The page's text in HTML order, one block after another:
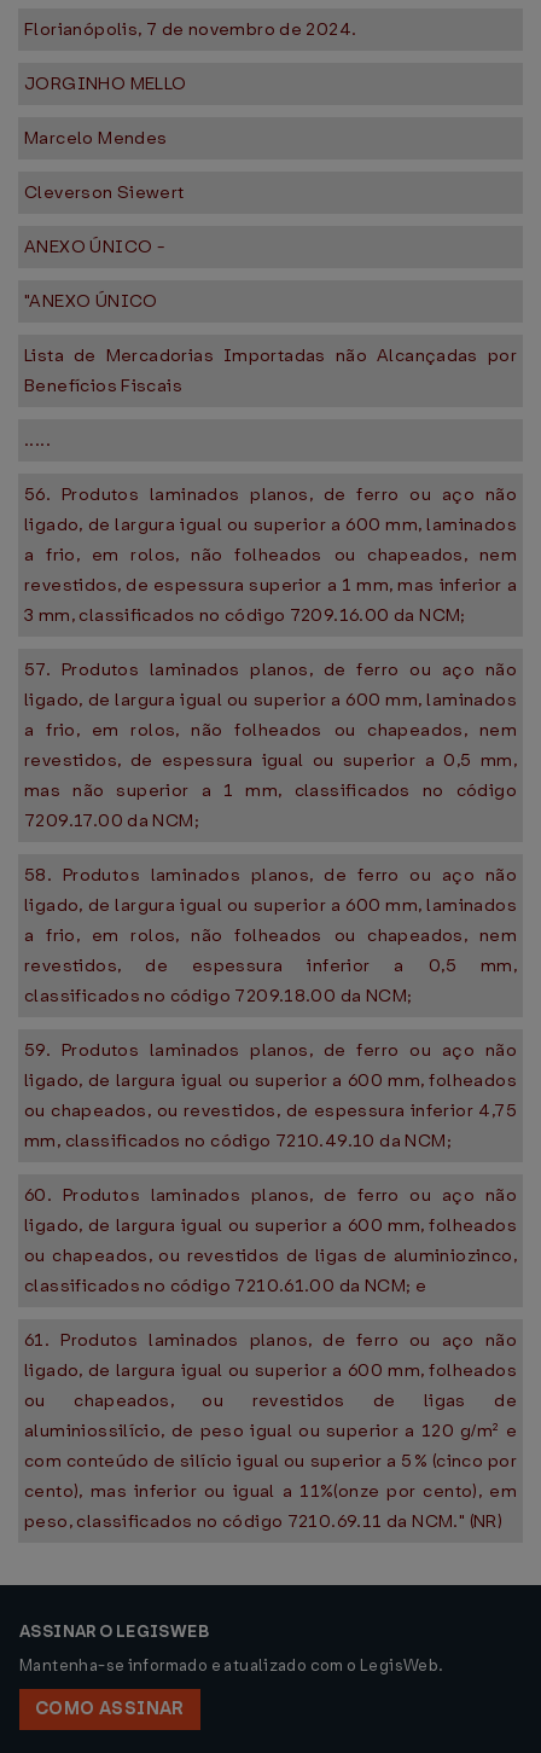
Florianópolis, 7 de novembro de 2024.
JORGINHO MELLO
Marcelo Mendes
Cleverson Siewert
ANEXO ÚNICO -
"ANEXO ÚNICO
Lista de Mercadorias Importadas não Alcançadas por
Benefícios Fiscais
.....
56. Produtos laminados planos, de ferro ou aço não
ligado, de largura igual ou superior a 600 mm, laminados
a frio, em rolos, não folheados ou chapeados, nem
revestidos, de espessura superior a 1 mm, mas inferior a
3 mm, classificados no código 7209.16.00 da NCM;
57. Produtos laminados planos, de ferro ou aço não
ligado, de largura igual ou superior a 600 mm, laminados
a frio, em rolos, não folheados ou chapeados, nem
revestidos, de espessura igual ou superior a 0,5 mm,
mas não superior a 1 mm, classificados no código
7209.17.00 da NCM;
58. Produtos laminados planos, de ferro ou aço não
ligado, de largura igual ou superior a 600 mm, laminados
a frio, em rolos, não folheados ou chapeados, nem
revestidos, de espessura inferior a 0,5 mm,
classificados no código 7209.18.00 da NCM;
59. Produtos laminados planos, de ferro ou aço não
ligado, de largura igual ou superior a 600 mm, folheados
ou chapeados, ou revestidos, de espessura inferior 4,75
mm, classificados no código 7210.49.10 da NCM;
60. Produtos laminados planos, de ferro ou aço não
ligado, de largura igual ou superior a 600 mm, folheados
ou chapeados, ou revestidos de ligas de aluminiozinco,
classificados no código 7210.61.00 da NCM; e
61. Produtos laminados planos, de ferro ou aço não
ligado, de largura igual ou superior a 600 mm, folheados
ou chapeados, ou revestidos de ligas de
aluminiossilício, de peso igual ou superior a 120 g/m² e
com conteúdo de silício igual ou superior a 5% (cinco por
cento), mas inferior ou igual a 11%(onze por cento), em
peso, classificados no código 7210.69.11 da NCM." (NR)
ASSINAR O LEGISWEB
Mantenha-se informado e atualizado com o LegisWeb.
COMO ASSINAR